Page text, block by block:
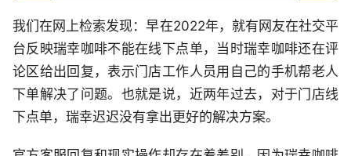
我们在网上检索发现：早在2022年，就有网友在社交平
台反映瑞幸咖啡不能在线下点单，当时瑞幸咖啡还在评
论区给出回复，表示门店工作人员用自己的手机帮老人
下单解决了问题。也就是说，近两年过去，对于门店线
下点单，瑞幸迟迟没有拿出更好的解决方案。